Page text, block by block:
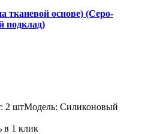
тканевой основе) (Серо-
подклад)
2 штМодель: Силиконовый
в 1 клик